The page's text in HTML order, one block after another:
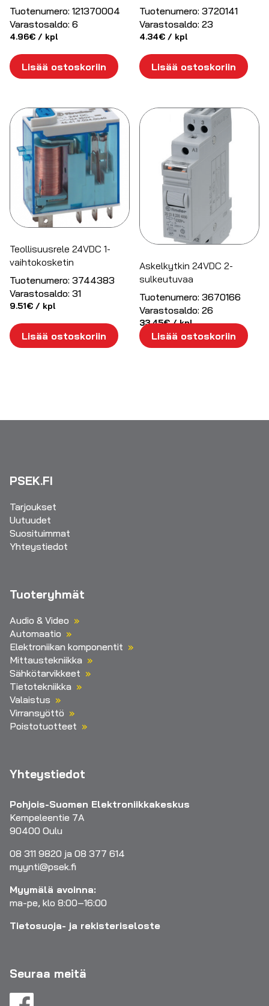
Tuotenumero: 121370004
Varastosaldo: 6
4.96€ / kpl
Lisää ostoskoriin
Tuotenumero: 3720141
Varastosaldo: 23
4.34€ / kpl
Lisää ostoskoriin
Teollisuusrele 24VDC 1-
vaihtokosketin
Tuotenumero: 3744383
Varastosaldo: 31
9.51€ / kpl
Lisää ostoskoriin
Askelkytkin 24VDC 2-
sulkeutuvaa
Tuotenumero: 3670166
Varastosaldo: 26
33.45€/ kpl
Lisää ostoskoriin
PSEK.FI
Tarjoukset
Uutuudet
Suosituimmat
Yhteystiedot
Tuoteryhmät
Audio & Video
Automaatio
Elektroniikan komponentit
Mittaustekniikka
Sähkötarvikkeet
Tietotekniikka
Valaistus
Virransyöttö
Poistotuotteet
Yhteystiedot
Pohjois-Suomen Elektroniikkakeskus
Kempeleentie 7A
90400 Oulu
08 311 9820 ja 08 377 614
myynti@psek.fi
Myymälä avoinna:
ma-pe, klo 8:00–16:00
Tietosuoja- ja rekisteriseloste
Seuraa meitä